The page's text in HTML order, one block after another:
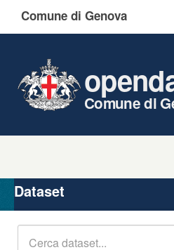
Comune di Genova
Comune di
Organizzazioni
Gruppi
Dataset